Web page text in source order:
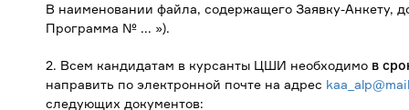
В наименовании файла, содержащего Заявку-Анкету,
Программа № ... »).
2. Всем кандидатам в курсанты ЦШИ необходимо в
направить по электронной почте на адрес
следующих документов: